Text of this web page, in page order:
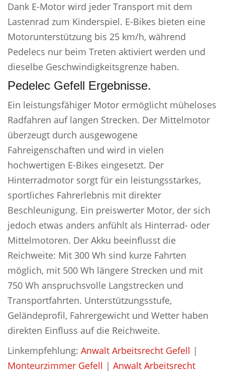
Dank E-Motor wird jeder Transport mit dem
Lastenrad zum Kinderspiel. E-Bikes bieten eine
Motorunterstützung bis 25 km/h, während
Pedelecs nur beim Treten aktiviert werden und
dieselbe Geschwindigkeitsgrenze haben.
Pedelec Gefell Ergebnisse.
Ein leistungsfähiger Motor ermöglicht müheloses
Radfahren auf langen Strecken. Der Mittelmotor
überzeugt durch ausgewogene
Fahreigenschaften und wird in vielen
hochwertigen E-Bikes eingesetzt. Der
Hinterradmotor sorgt für ein leistungsstarkes,
sportliches Fahrerlebnis mit direkter
Beschleunigung. Ein preiswerter Motor, der sich
jedoch etwas anders anfühlt als Hinterrad- oder
Mittelmotoren. Der Akku beeinflusst die
Reichweite: Mit 300 Wh sind kurze Fahrten
möglich, mit 500 Wh längere Strecken und mit
750 Wh anspruchsvolle Langstrecken und
Transportfahrten. Unterstützungsstufe,
Geländeprofil, Fahrergewicht und Wetter haben
direkten Einfluss auf die Reichweite.
Linkempfehlung: Anwalt Arbeitsrecht Gefell |
Monteurzimmer Gefell | Anwalt Arbeitsrecht